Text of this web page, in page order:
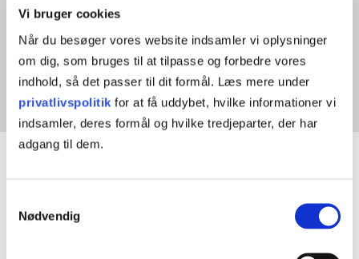
Vi bruger cookies
Når du besøger vores website indsamler vi oplysninger
om dig, som bruges til at tilpasse og forbedre vores
indhold, så det passer til dit formål. Læs mere under
privatlivspolitik for at få uddybet, hvilke informationer vi
indsamler, deres formål og hvilke tredjeparter, der har
adgang til dem.
Nødvendig
3.
som ruster vores elever ekstra godt til job og
uddannelse inden for erhvervslivet.
Praktisk info